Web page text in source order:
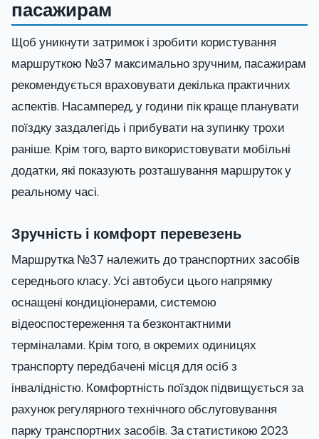
пасажирам
Щоб уникнути затримок і зробити користування
маршруткою №37 максимально зручним, пасажирам
рекомендується враховувати декілька практичних
аспектів. Насамперед, у години пік краще планувати
поїздку заздалегідь і прибувати на зупинку трохи
раніше. Крім того, варто використовувати мобільні
додатки, які показують розташування маршруток у
реальному часі.
Зручність і комфорт перевезень
Маршрутка №37 належить до транспортних засобів
середнього класу. Усі автобуси цього напрямку
оснащені кондиціонерами, системою
відеоспостереження та безконтактними
терміналами. Крім того, в окремих одиницях
транспорту передбачені місця для осіб з
інвалідністю. Комфортність поїздок підвищується за
рахунок регулярного технічного обслуговування
парку транспортних засобів. За статистикою 2023